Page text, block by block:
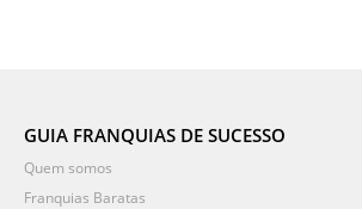
GUIA FRANQUIAS DE SUCESSO
Quem somos
Franquias Baratas